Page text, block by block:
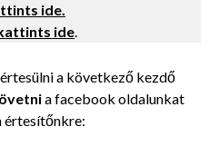
ide.
ide.
értesülni a következő kezdő
a facebook oldalunkat
értesítőnkre: